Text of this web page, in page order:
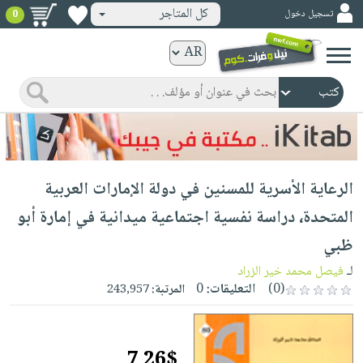
ورقية
المواضيع
صدر
حديثاً
الأكثر
مبيعاً
جوائز
مخفض
عروض
خاصة
صفحات
كتب
الكترونية
الصفحة
الرئيسية
صدر
حديثاً
الأكثر
مبيعاً
كتب
مجانية
كتب
صوتية
الرئيسية
masmu3
حدود
أطفال
وناشئة
الصفحة
وسائل
تسجيل دخول كل المتاجر 0
الرعاية الأسرية للمسنين في دولة الإمارات العربية
المتحدة، دراسة نفسية اجتماعية ميدانية في إمارة أبو
ظبي
لـفيصل محمد خير الزراد
(0)
التعليقات:0 المرتبة:243,957